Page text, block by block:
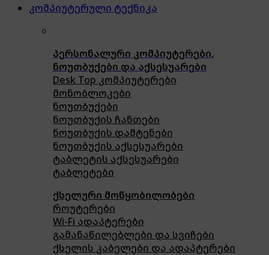
კომპიუტერული ტექნიკა
პერსონალური კომპიუტერები,
ნოუთბუქები და აქსესუარები
Desk Top კომპიუტერები
მონობლოკები
ნოუთბუქები
ნოუთბუქის ჩანთები
ნოუთბუქის დამტენები
ნოუთბუქის აქსესუარები
ტაბლეტის აქსესუარები
ტაბლეტები
ქსელური მოწყობილობები
როუტერები
Wi-Fi ადაპტერები
გამანაწილებლები და სვიჩები
ქსელის კაბელები და ადაპტერები